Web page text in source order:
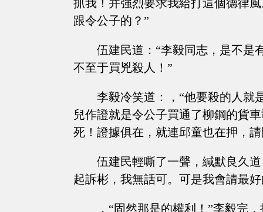
抓我！并強烈要求我給打這個德律
跟令公子的？”
伍建民道：“李毅同志，是不是
不至于買兇殺人！”
李毅冷笑道：，“他要殺的人就
兒作證就是令公子買通了柳鋼的貨
死！證據俱在，就連邱童也在押，
伍建民輕嘶了一聲，緘默良久
起訴彬，我無話可。可是我會請最
，“固然那是的權利！”李毅完